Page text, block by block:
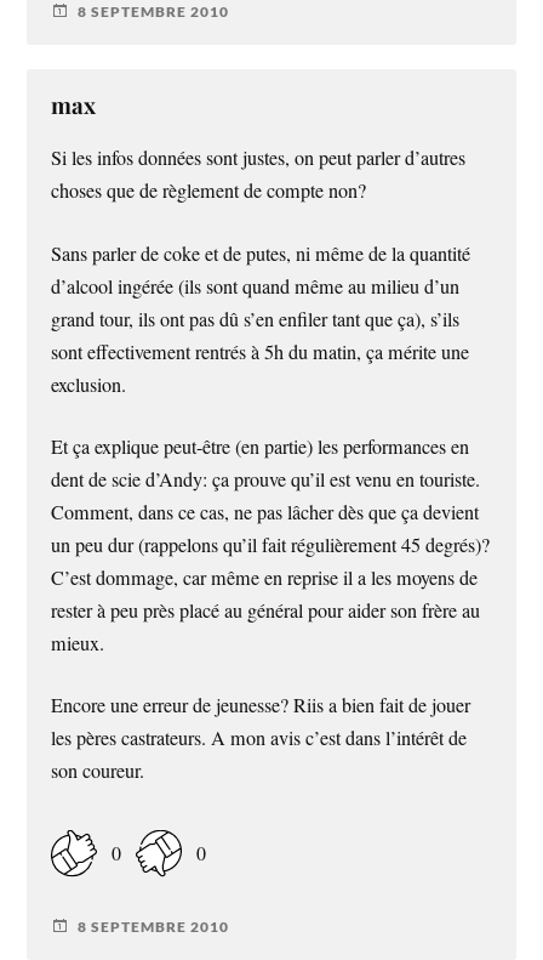
8 SEPTEMBRE 2010
max
Si les infos données sont justes, on peut parler d’autres
choses que de règlement de compte non?
Sans parler de coke et de putes, ni même de la quantité
d’alcool ingérée (ils sont quand même au milieu d’un
grand tour, ils ont pas dû s’en enfiler tant que ça), s’ils
sont effectivement rentrés à 5h du matin, ça mérite une
exclusion.
Et ça explique peut-être (en partie) les performances en
dent de scie d’Andy: ça prouve qu’il est venu en touriste.
Comment, dans ce cas, ne pas lâcher dès que ça devient
un peu dur (rappelons qu’il fait régulièrement 45 degrés)?
C’est dommage, car même en reprise il a les moyens de
rester à peu près placé au général pour aider son frère au
mieux.
Encore une erreur de jeunesse? Riis a bien fait de jouer
les pères castrateurs. A mon avis c’est dans l’intérêt de
son coureur.
0 0
8 SEPTEMBRE 2010